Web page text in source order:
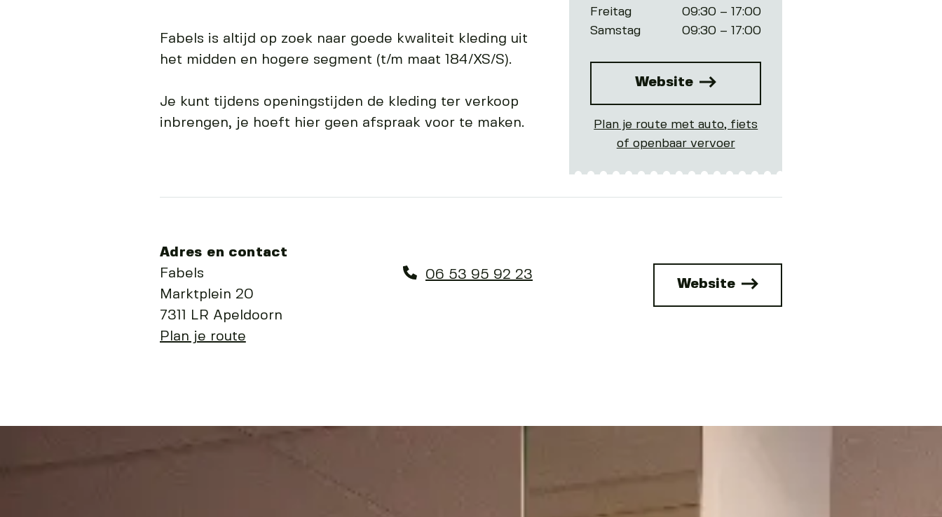
Freitag
09:30 – 17:00
Samstag
09:30 – 17:00
Website
Plan je route met auto, fiets
of openbaar vervoer
Fabels is altijd op zoek naar goede kwaliteit kleding uit
het midden en hogere segment (t/m maat 184/XS/S).
Je kunt tijdens openingstijden de kleding ter verkoop
inbrengen, je hoeft hier geen afspraak voor te maken.
Adres en contact
Fabels
Marktplein 20
7311 LR Apeldoorn
Plan je route
06 53 95 92 23
Website